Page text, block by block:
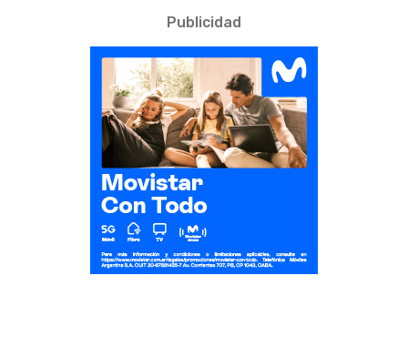
Publicidad